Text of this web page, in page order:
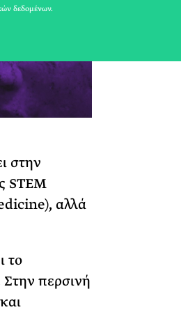
στην
STEM
αλλά
το
Στην περσινή
δεδομένων.